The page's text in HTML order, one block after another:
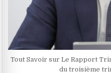
Tout Savoir sur Le Rapport
du troisième